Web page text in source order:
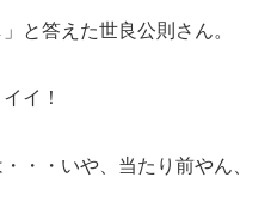
と答えた世良公則さん。
イ！
・・いや、当たり前やん、